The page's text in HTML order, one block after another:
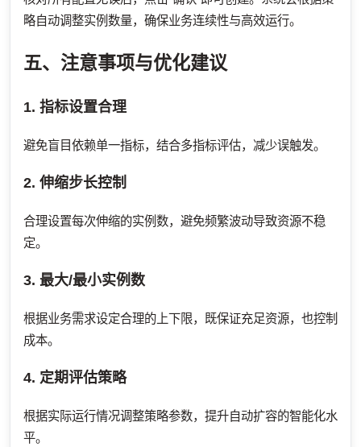
略自动调整实例数量，确保业务连续性与高效运行。
五、注意事项与优化建议
1. 指标设置合理
避免盲目依赖单一指标，结合多指标评估，减少误触发。
2. 伸缩步长控制
合理设置每次伸缩的实例数，避免频繁波动导致资源不稳
定。
3. 最大/最小实例数
根据业务需求设定合理的上下限，既保证充足资源，也控制
成本。
4. 定期评估策略
根据实际运行情况调整策略参数，提升自动扩容的智能化水
平。